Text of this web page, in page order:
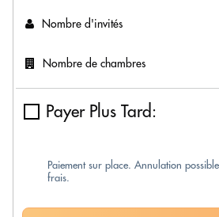
Nombre d'invités
Nombre de chambres
Payer Plus Tard:
Paiement sur place. Annulation
frais.